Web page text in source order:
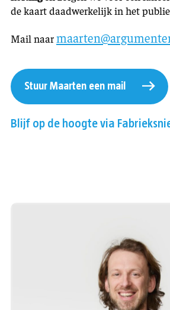
de kaart daadwerkelijk in het
Mail naar
Stuur Maarten een mail
Blijf op de hoogte via